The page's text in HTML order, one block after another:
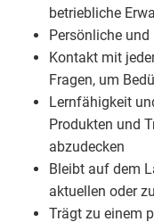
betriebliche
Persönliche
Kontakt mit
Fragen, um
Lernfähigkeit
Produkten und
abzudecken
Bleibt auf dem
aktuellen oder
Trägt zu einem